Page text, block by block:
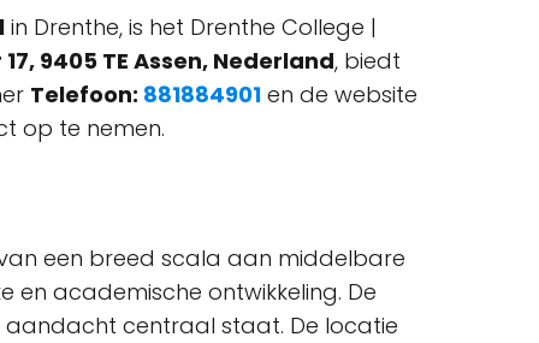
in Drenthe, is het Drenthe College |
9405 TE Assen, Nederland, biedt
Telefoon: 881884901 en de website
op te nemen.
een breed scala aan middelbare
en academische ontwikkeling. De
aandacht centraal staat. De locatie